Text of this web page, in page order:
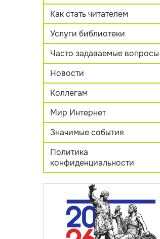
Как стать читателем
Услуги библиотеки
Часто задаваемые вопросы
Новости
Коллегам
Мир Интернет
Значимые события
Политика
конфиденциальности